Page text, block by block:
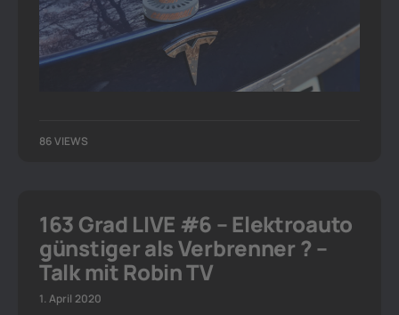
86 VIEWS
163 Grad LIVE #6 – Elektroauto
günstiger als Verbrenner ? –
Talk mit Robin TV
1. April 2020